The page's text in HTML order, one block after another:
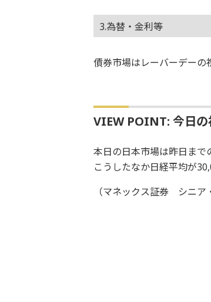
3.為替・金利等
債券市場はレーバーデーの
VIEW POINT: 今日の
本日の日本市場は昨日まで
こうしたなか日経平均が
（マネックス証券 シニア